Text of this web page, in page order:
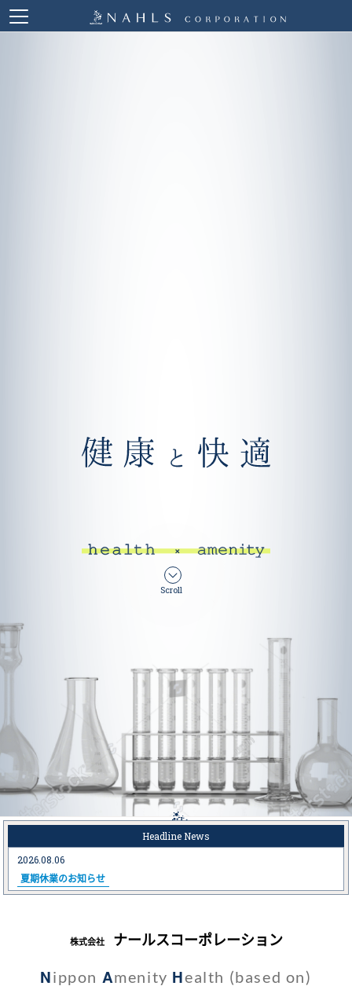
Scroll
Headline News
2026.08.06
夏期休業のお知らせ
株式会社
ナールスコーポレーション
Nippon Amenity Health (based on)